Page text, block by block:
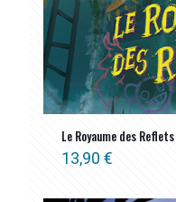
Le Royaume des
13,90 €